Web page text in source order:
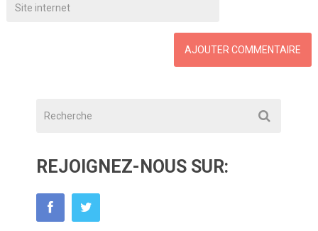
REJOIGNEZ-NOUS SUR: